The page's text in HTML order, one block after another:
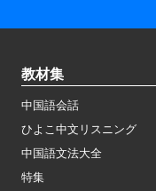
教材集
中国語会話
ひよこ中文リスニング
中国語文法大全
特集